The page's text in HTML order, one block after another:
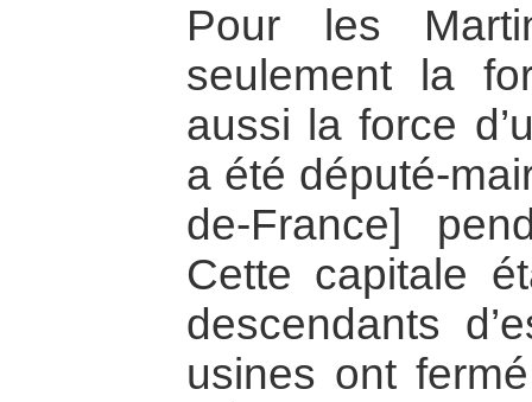
Pour les
seulement la
aussi la force
a été député-
de-France]
Cette capitale
descendants
usines ont